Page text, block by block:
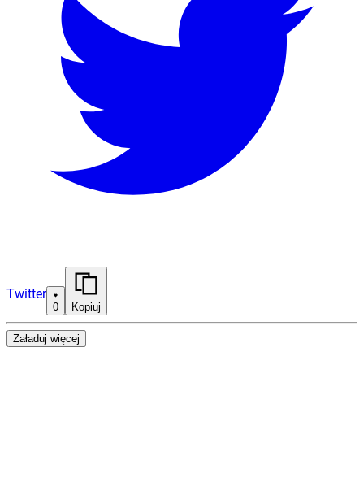
Twitter
0 Kopiuj
Załaduj więcej